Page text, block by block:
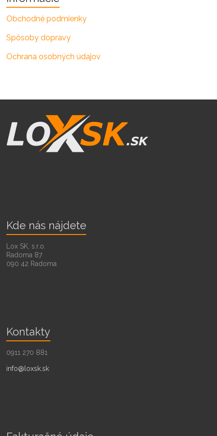
Obchodné podmienky
Spôsoby dopravy
Ochrana osobných údajov
Kde nás nájdete
Lox SK, s.r.o.
Radoma 87
090 42 Radoma
Kontakty
0911 270 881
info@loxsk.sk